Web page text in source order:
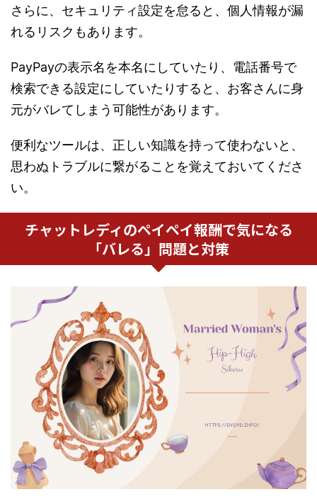
さらに、セキュリティ設定を怠ると、個人情報が漏
れるリスクもあります。
PayPayの表示名を本名にしていたり、電話番号で
検索できる設定にしていたりすると、お客さんに身
元がバレてしまう可能性があります。
便利なツールは、正しい知識を持って使わないと、
思わぬトラブルに繋がることを覚えておいてくださ
い。
チャットレディのペイペイ報酬で気になる
「バレる」問題と対策